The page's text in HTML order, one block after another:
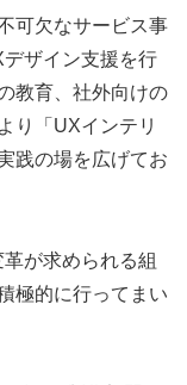
可欠なサービス事
ザイン支援を行
教育、社外向けの
り「UXインテリ
践の場を広げてお
が求められる組
極的に行ってまい